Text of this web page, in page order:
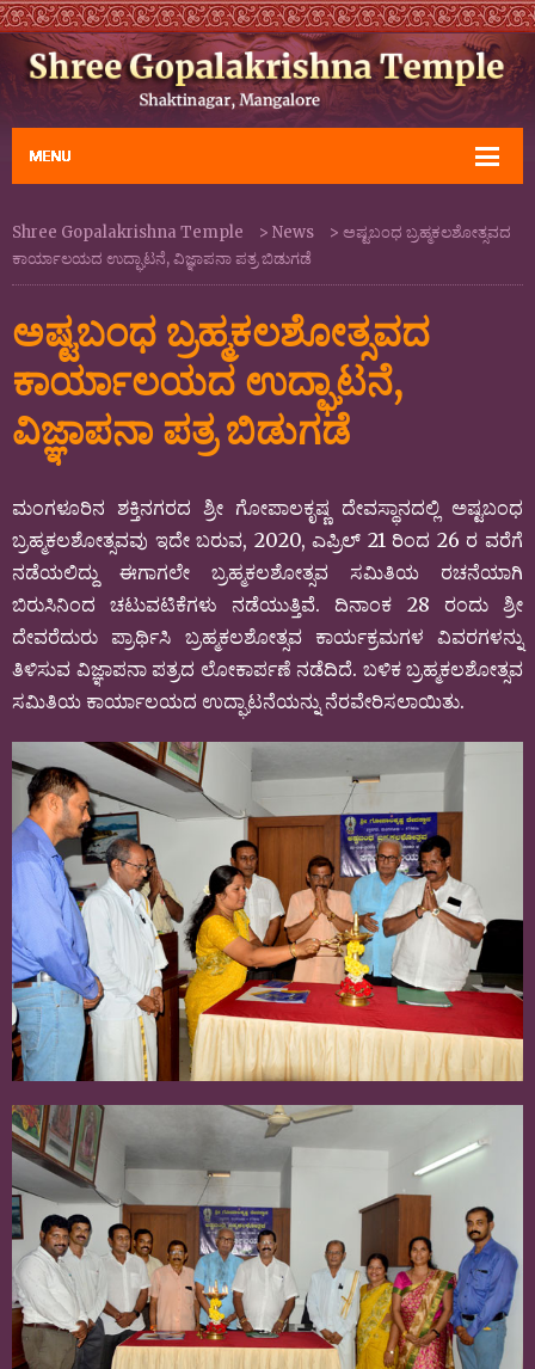
Shree Gopalakrishna Temple > News > ಅಷ್ಟಬಂಧ ಬ್ರಹ್ಮಕಲಶೋತ್ಸವದ
ಕಾರ್ಯಾಲಯದ ಉದ್ಘಾಟನೆ, ವಿಜ್ಞಾಪನಾ ಪತ್ರ ಬಿಡುಗಡೆ
ಅಷ್ಟಬಂಧ ಬ್ರಹ್ಮಕಲಶೋತ್ಸವದ
ಕಾರ್ಯಾಲಯದ ಉದ್ಘಾಟನೆ,
ವಿಜ್ಞಾಪನಾ ಪತ್ರ ಬಿಡುಗಡೆ
ಮಂಗಳೂರಿನ ಶಕ್ತಿನಗರದ ಶ್ರೀ ಗೋಪಾಲಕೃಷ್ಣ ದೇವಸ್ಥಾನದಲ್ಲಿ ಅಷ್ಟಬಂಧ
ಬ್ರಹ್ಮಕಲಶೋತ್ಸವವು ಇದೇ ಬರುವ, 2020, ಎಪ್ರಿಲ್ 21 ರಿಂದ 26 ರ ವರೆಗೆ
ನಡೆಯಲಿದ್ದು ಈಗಾಗಲೇ ಬ್ರಹ್ಮಕಲಶೋತ್ಸವ ಸಮಿತಿಯ ರಚನೆಯಾಗಿ
ಬಿರುಸಿನಿಂದ ಚಟುವಟಿಕೆಗಳು ನಡೆಯುತ್ತಿವೆ. ದಿನಾಂಕ 28 ರಂದು ಶ್ರೀ
ದೇವರೆದುರು ಪ್ರಾರ್ಥಿಸಿ ಬ್ರಹ್ಮಕಲಶೋತ್ಸವ ಕಾರ್ಯಕ್ರಮಗಳ ವಿವರಗಳನ್ನು
ತಿಳಿಸುವ ವಿಜ್ಞಾಪನಾ ಪತ್ರದ ಲೋಕಾರ್ಪಣೆ ನಡೆದಿದೆ. ಬಳಿಕ ಬ್ರಹ್ಮಕಲಶೋತ್ಸವ
ಸಮಿತಿಯ ಕಾರ್ಯಾಲಯದ ಉದ್ಘಾಟನೆಯನ್ನು ನೆರವೇರಿಸಲಾಯಿತು.